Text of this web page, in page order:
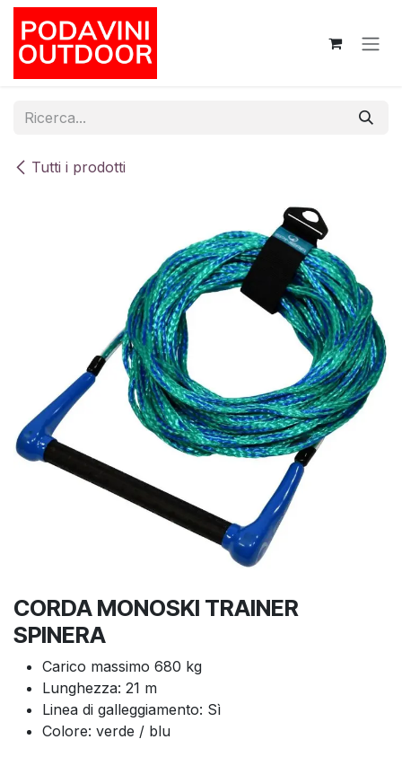
Passa al contenuto
Tutti i prodotti
CORDA MONOSKI TRAINER
SPINERA
Carico massimo 680 kg
Lunghezza: 21 m
Linea di galleggiamento: Sì
Colore: verde / blu